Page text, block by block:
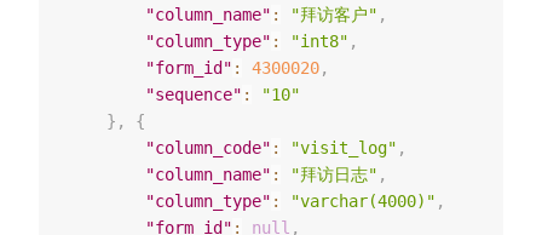
"column_name" : "拜访客户" ,
"column_type" : "int8" ,
"form_id" : 4300020,
"sequence" :
"10"
} ,
{
"column_code" : "visit_log" ,
"column_name" : "拜访日志" ,
"column_type" : "varchar(4000)" ,
"form_id" : null ,